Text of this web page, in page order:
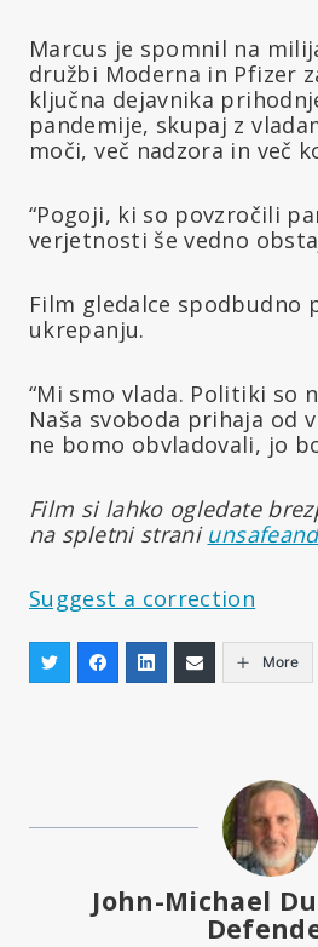
Marcus je spomnil na
družbi Moderna in Pfizer
ključna dejavnika
pandemije, skupaj z
moči, več nadzora in več
“Pogoji, ki so povzročili
verjetnosti še vedno
Film gledalce spodbudno
ukrepanju.
“Mi smo vlada. Politiki so
Naša svoboda prihaja od
ne bomo obvladovali, jo
Film si lahko ogledate
na spletni strani
Suggest a correction
More
John-Michael